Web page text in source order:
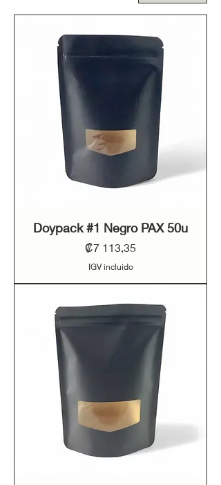
Doypack #1 Negro PAX 50u
Precio
₡7 113,35
IGV incluido